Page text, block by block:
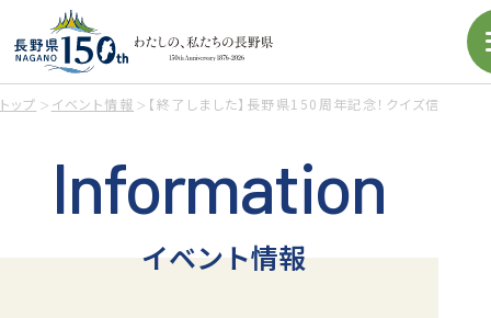
トップ イベント情報 【終了しました】長野県150周年記念！クイズ信州ツ
Information
イベント情報